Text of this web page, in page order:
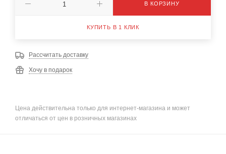
В КОРЗИНУ
КУПИТЬ В 1 КЛИК
Рассчитать доставку
Хочу в подарок
Цена действительна только для интернет-магазина и может
отличаться от цен в розничных магазинах